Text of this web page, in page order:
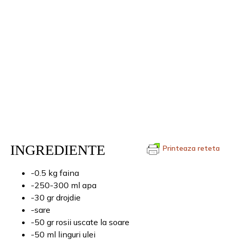
Printeaza reteta
INGREDIENTE
-0.5 kg faina
-250-300 ml apa
-30 gr drojdie
-sare
-50 gr rosii uscate la soare
-50 ml linguri ulei